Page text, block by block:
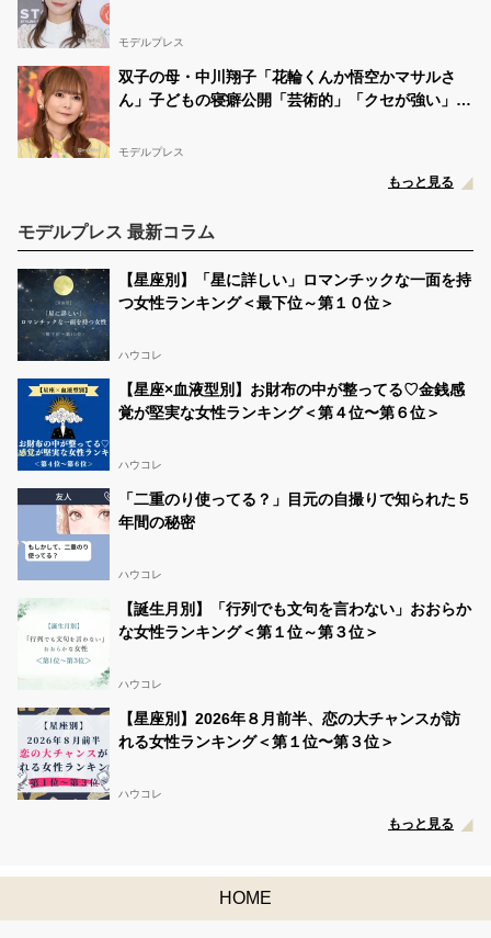
モデルプレス
双子の母・中川翔子「花輪くんか悟空かマサルさ
ん」子どもの寝癖公開「芸術的」「クセが強い」と
モデルプレス
もっと見る
モデルプレス 最新コラム
【星座別】「星に詳しい」ロマンチックな一面を持
つ女性ランキング＜最下位～第１０位＞
ハウコレ
【星座×血液型別】お財布の中が整ってる♡金銭感
覚が堅実な女性ランキング＜第４位〜第６位＞
ハウコレ
「二重のり使ってる？」目元の自撮りで知られた５
年間の秘密
ハウコレ
【誕生月別】「行列でも文句を言わない」おおらか
な女性ランキング＜第１位～第３位＞
ハウコレ
【星座別】2026年８月前半、恋の大チャンスが訪
れる女性ランキング＜第１位〜第３位＞
ハウコレ
もっと見る
HOME